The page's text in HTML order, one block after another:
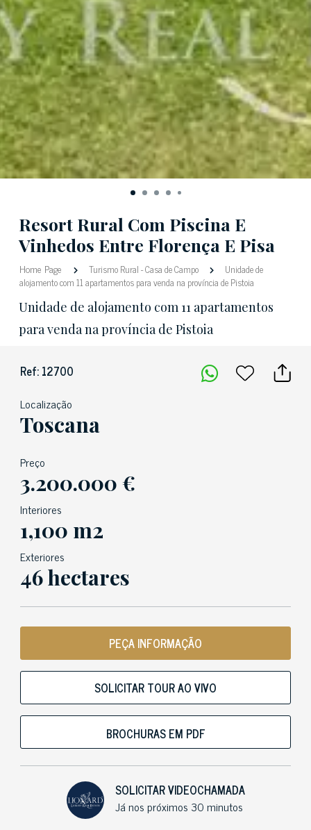
Resort Rural Com Piscina E
Vinhedos Entre Florença E Pisa
Home Page Turismo Rural-Casa de Campo
Unidade de
alojamento com 11 apartamentos para venda na província de Pistoia
Unidade de alojamento com 11 apartamentos
para venda na província de Pistoia
Ref: 12700
Localização
Toscana
Preço
3.200.000 €
Interiores
1,100 m2
Exteriores
46 hectares
PEÇA INFORMAÇÃO
SOLICITAR TOUR AO VIVO
BROCHURAS EM PDF
SOLICITAR VIDEOCHAMADA
Já nos próximos 30 minutos